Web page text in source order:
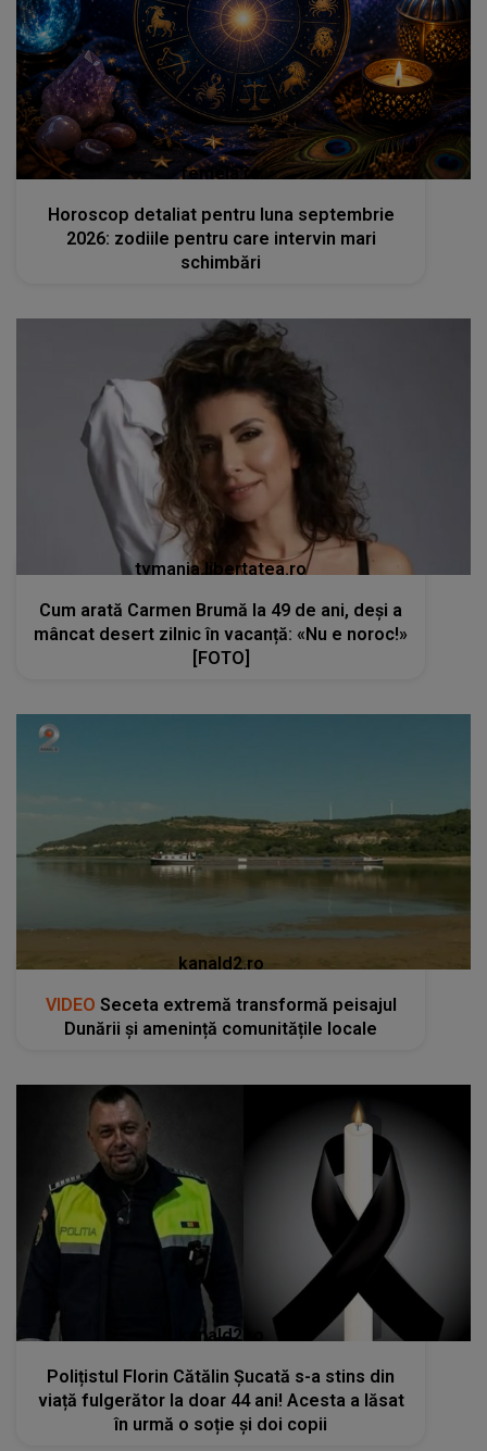
femeia.ro
Horoscop detaliat pentru luna septembrie
2026: zodiile pentru care intervin mari
schimbări
tvmania.libertatea.ro
Cum arată Carmen Brumă la 49 de ani, deși a
mâncat desert zilnic în vacanță: «Nu e noroc!»
[FOTO]
kanald2.ro
VIDEO Seceta extremă transformă peisajul
Dunării și amenință comunitățile locale
kanald2.ro
Polițistul Florin Cătălin Șucată s-a stins din
viață fulgerător la doar 44 ani! Acesta a lăsat
în urmă o soție și doi copii